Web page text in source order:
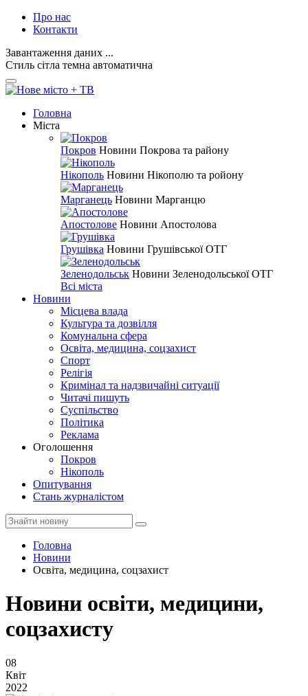
Про нас
Контакти
Завантаження даних ...
Стиль сітла темна автоматична
Головна
Міста
Покров Новини Покрова та району
Нікополь Новини Нікополю та ройону
Марганець Новини Марганцю
Апостолове Новини Апостолова
Грушівка Новини Грушівської ОТГ
Зеленодольськ Новини Зеленодольської ОТГ
Всі міста
Новини
Місцева влада
Культура та дозвілля
Комунальна сфера
Освіта, медицина, соцзахист
Спорт
Релігія
Кримінал та надзвичайні ситуації
Читачі пишуть
Суспільство
Політика
Реклама
Оголошення
Покров
Нікополь
Опитування
Стань журналістом
Головна
Новини
Освіта, медицина, соцзахист
Новини освіти, медицини,
соцзахисту
08
Квіт
2022